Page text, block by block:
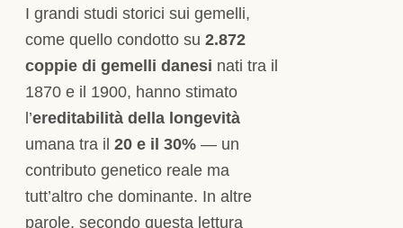
I grandi studi storici sui gemelli,
come quello condotto su 2.872
coppie di gemelli danesi nati tra il
1870 e il 1900, hanno stimato
l’ereditabilità della longevità
umana tra il 20 e il 30% — un
contributo genetico reale ma
tutt’altro che dominante. In altre
parole, secondo questa lettura